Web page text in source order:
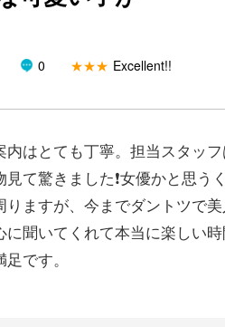
0 ★★★ Excellent!!
はとても丁寧。担当スタッ
て驚きました❗️女優かと思
りますが、今までダントツで
に聞いてくれて本当に楽しい
です。